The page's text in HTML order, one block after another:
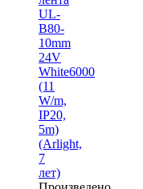
UL-
B80-
10mm
24V
White6000
(11
W/m,
IP20,
5m)
(Arlight,
7
лет)